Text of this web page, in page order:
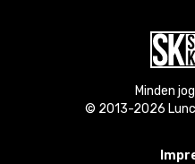
Minden
© 2013-2026